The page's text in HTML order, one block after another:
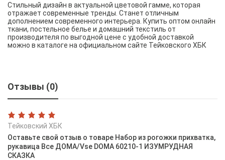
Стильный дизайн в актуальной цветовой гамме, которая
отражает современные тренды. Станет отличным
дополнением современного интерьера. Купить оптом онлайн
ткани, постельное белье и домашний текстиль от
производителя по выгодной цене с удобной доставкой
можно в каталоге на официальном сайте Тейковского ХБК
Отзывы (0)
Тейковский ХБК
Оставьте свой отзыв о товаре Набор из рогожки прихватка,
рукавица Все ДОМА/Vse DOMA 60210-1 ИЗУМРУДНАЯ
СКАЗКА